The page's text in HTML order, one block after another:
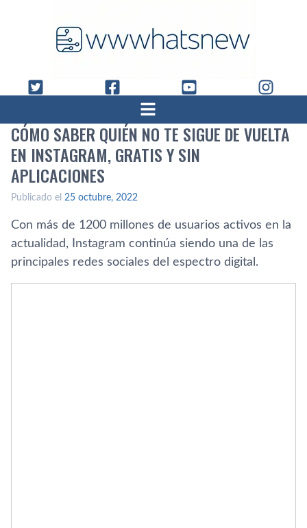
CÓMO SABER QUIÉN NO TE SIGUE DE VUELTA
EN INSTAGRAM, GRATIS Y SIN
APLICACIONES
Publicado el 25 octubre, 2022
Con más de 1200 millones de usuarios activos en la
actualidad, Instagram continúa siendo una de las
principales redes sociales del espectro digital.